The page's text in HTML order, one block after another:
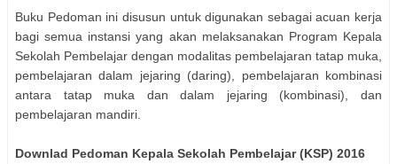
Buku Pedoman ini disusun untuk digunakan sebagai acuan kerja
bagi semua instansi yang akan melaksanakan Program Kepala
Sekolah Pembelajar dengan modalitas pembelajaran tatap muka,
pembelajaran dalam jejaring (daring), pembelajaran kombinasi
antara tatap muka dan dalam jejaring (kombinasi), dan
pembelajaran mandiri.
Downlad Pedoman Kepala Sekolah Pembelajar (KSP) 2016